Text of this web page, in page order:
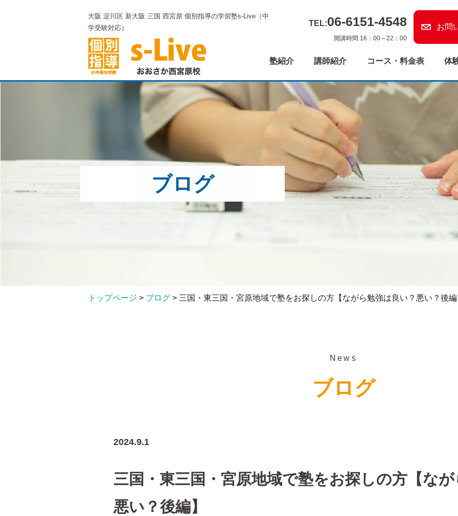
大阪 淀川区 新大阪 三国 西宮原 個別指導の学習塾s-Live（中
学受験対応）
TEL:06-6151-4548
開講時間 16：00～22：00
お問
塾紹介 講師紹介 コース・料金表 体
ブログ
トップページ > ブログ > 三国・東三国・宮原地域で塾をお探しの方【ながら勉強は良い？悪い？後
News
ブログ
2024.9.1
三国・東三国・宮原地域で塾をお探しの方【な
悪い？後編】